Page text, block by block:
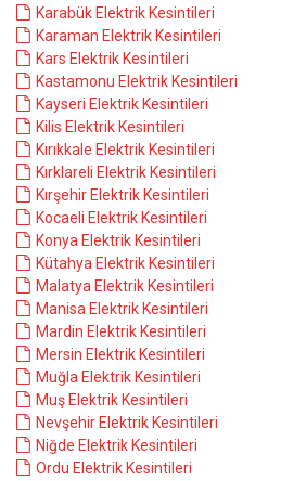
Karabük Elektrik Kesintileri
Karaman Elektrik Kesintileri
Kars Elektrik Kesintileri
Kastamonu Elektrik Kesintileri
Kayseri Elektrik Kesintileri
Kilis Elektrik Kesintileri
Kırıkkale Elektrik Kesintileri
Kırklareli Elektrik Kesintileri
Kırşehir Elektrik Kesintileri
Kocaeli Elektrik Kesintileri
Konya Elektrik Kesintileri
Kütahya Elektrik Kesintileri
Malatya Elektrik Kesintileri
Manisa Elektrik Kesintileri
Mardin Elektrik Kesintileri
Mersin Elektrik Kesintileri
Muğla Elektrik Kesintileri
Muş Elektrik Kesintileri
Nevşehir Elektrik Kesintileri
Niğde Elektrik Kesintileri
Ordu Elektrik Kesintileri